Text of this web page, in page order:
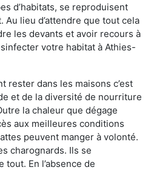
d’habitats, se reproduisent
lieu d’attendre que tout cela
les devants et avoir recours à
votre habitat à Athies-
rester dans les maisons c’est
et de la diversité de nourriture
la chaleur que dégage
aux meilleures conditions
peuvent manger à volonté.
charognards. Ils se
En l’absence de